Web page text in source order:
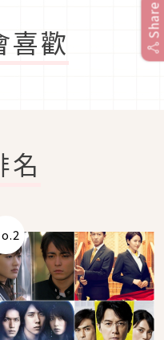
喜歡
名
2
Share